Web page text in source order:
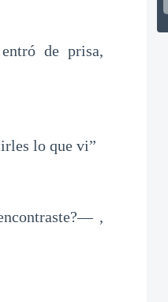
de prisa,
lo que vi”
,